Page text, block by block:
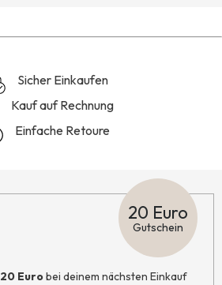
Sicher Einkaufen
Kauf auf Rechnung
Einfache Retoure
20 Euro
Gutschein
20 Eurobei deinem nächsten Einkauf